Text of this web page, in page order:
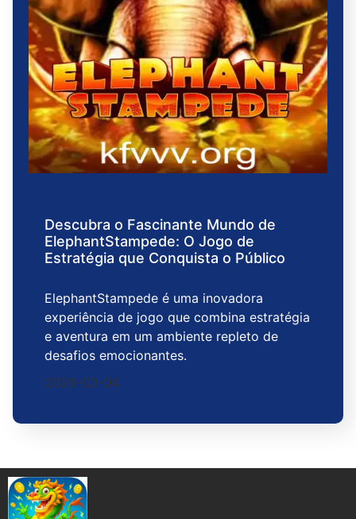
Descubra o Fascinante Mundo de
ElephantStampede: O Jogo de
Estratégia que Conquista o Público
ElephantStampede é uma inovadora
experiência de jogo que combina estratégia
e aventura em um ambiente repleto de
desafios emocionantes.
2026-03-04